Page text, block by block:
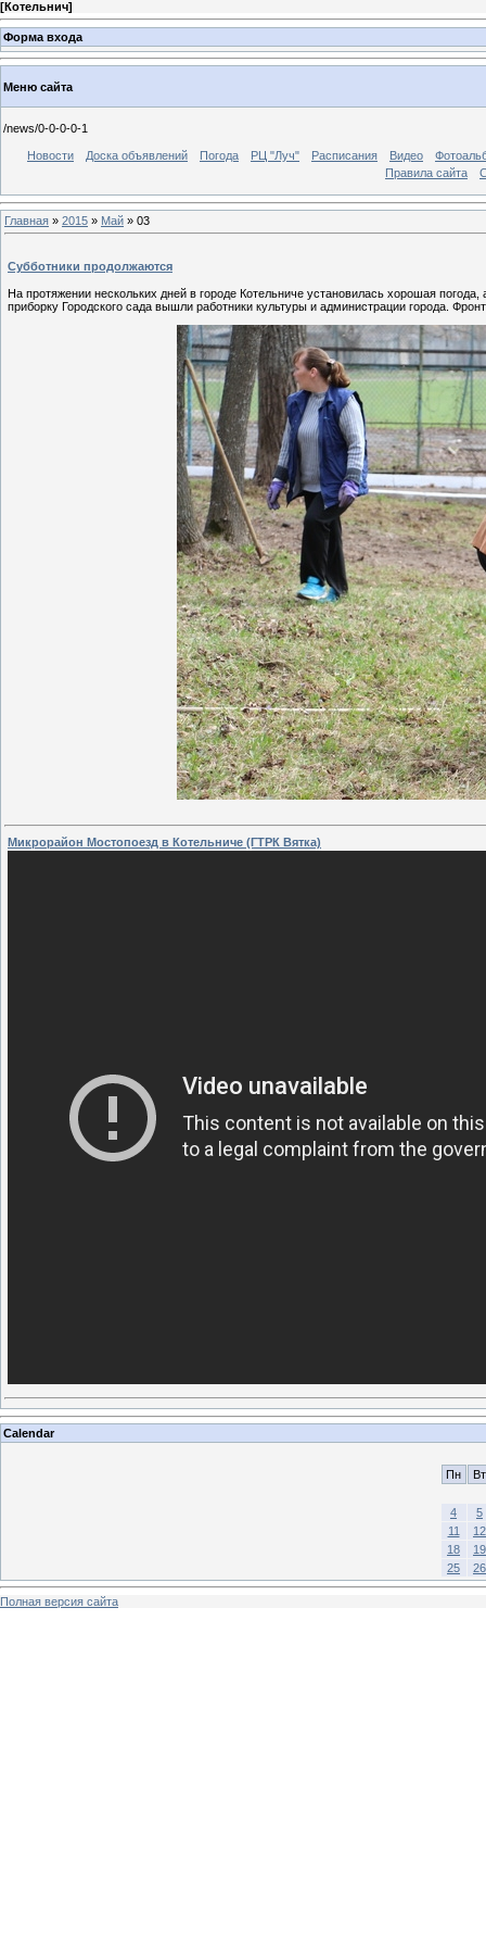
[Котельнич]
Форма входа
Меню сайта
/news/0-0-0-0-1
Новости Доска объявлений Погода РЦ "Луч" Расписания Видео
Правила сайта
Главная » 2015 » Май » 03
Субботники продолжаются
На протяжении нескольких дней в городе Котельниче установилась хорошая
приборку Городского сада вышли работники культуры и администрации города.
Микрорайон Мостопоезд в Котельниче (ГТРК Вятка)
Calendar
Пн Вт
4
5
11
12
18
19
25
26
Полная версия сайта